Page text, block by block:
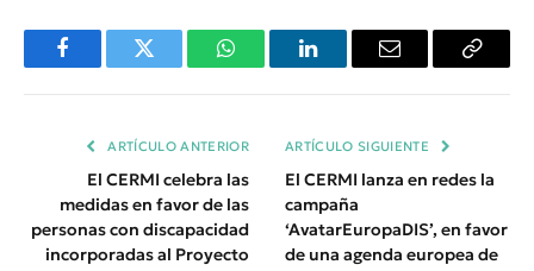
FacebookTwitter WhatsAppLinkedInEmail
Copiar
ARTÍCULO ANTERIOR
El CERMI celebra las
medidas en favor de las
personas con discapacidad
incorporadas al Proyecto
ARTÍCULO SIGUIENTE
El CERMI lanza en redes la
campaña
‘AvatarEuropaDIS’, en favor
de una agenda europea de